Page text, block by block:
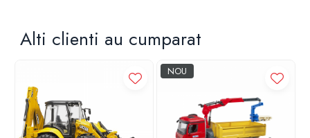
Alti clienti au cumparat
NOU